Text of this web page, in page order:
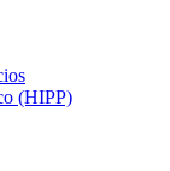
(HIPP)